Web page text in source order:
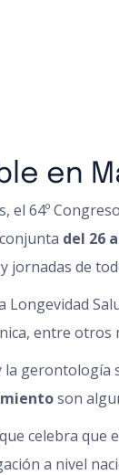
en
el 64º
del 26
jornadas de
Longevidad
entre otros
la gerontología
son
celebra
a nivel